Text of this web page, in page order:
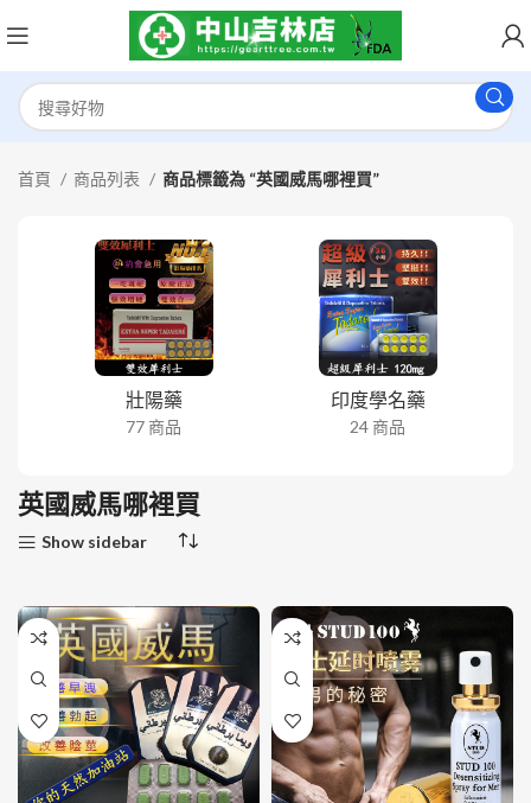
首頁 商品列表 商品標籤為 “英國威馬哪裡買”
壯陽藥
77 商品
印度學名藥
24 商品
英國威馬哪裡買
Show sidebar